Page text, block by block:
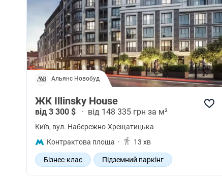
Альянс Новобуд
ЖК Illinsky House
від 3 300 $ · від 148 335 грн за м²
Київ, вул. Набережно-Хрещатицька
Контрактова площа · 13 хв
Бізнес-клас
Підземний паркінг
Квартири White box